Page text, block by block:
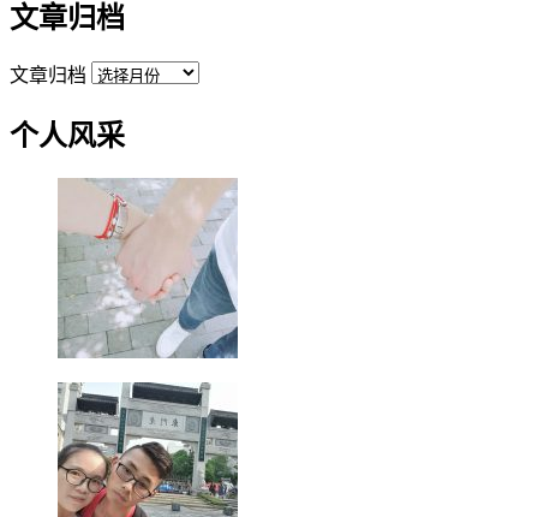
文章归档
文章归档
个人风采